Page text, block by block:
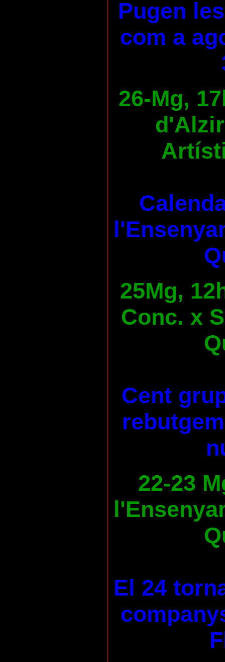
Pugen
com a
26-Mg,
25Mg,
Conc. x
Cent
22-23
El 24